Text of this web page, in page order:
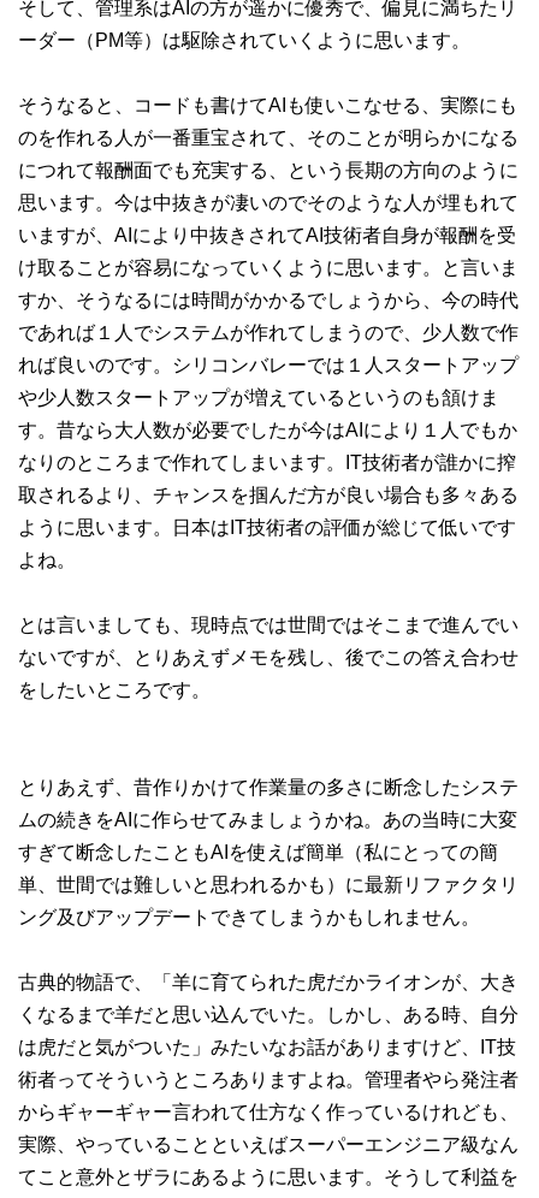
そして、管理系はAIの方が遥かに優秀で、偏見に満ちたリ
ーダー（PM等）は駆除されていくように思います。
そうなると、コードも書けてAIも使いこなせる、実際にも
のを作れる人が一番重宝されて、そのことが明らかになる
につれて報酬面でも充実する、という長期の方向のように
思います。今は中抜きが凄いのでそのような人が埋もれて
いますが、AIにより中抜きされてAI技術者自身が報酬を受
け取ることが容易になっていくように思います。と言いま
すか、そうなるには時間がかかるでしょうから、今の時代
であれば１人でシステムが作れてしまうので、少人数で作
れば良いのです。シリコンバレーでは１人スタートアップ
や少人数スタートアップが増えているというのも頷けま
す。昔なら大人数が必要でしたが今はAIにより１人でもか
なりのところまで作れてしまいます。IT技術者が誰かに搾
取されるより、チャンスを掴んだ方が良い場合も多々ある
ように思います。日本はIT技術者の評価が総じて低いです
よね。
とは言いましても、現時点では世間ではそこまで進んでい
ないですが、とりあえずメモを残し、後でこの答え合わせ
をしたいところです。
とりあえず、昔作りかけて作業量の多さに断念したシステ
ムの続きをAIに作らせてみましょうかね。あの当時に大変
すぎて断念したこともAIを使えば簡単（私にとっての簡
単、世間では難しいと思われるかも）に最新リファクタリ
ング及びアップデートできてしまうかもしれません。
古典的物語で、「羊に育てられた虎だかライオンが、大き
くなるまで羊だと思い込んでいた。しかし、ある時、自分
は虎だと気がついた」みたいなお話がありますけど、IT技
術者ってそういうところありますよね。管理者やら発注者
からギャーギャー言われて仕方なく作っているけれども、
実際、やっていることといえばスーパーエンジニア級なん
てこと意外とザラにあるように思います。そうして利益を